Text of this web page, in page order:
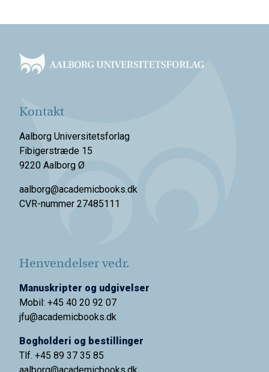
Kontakt
Aalborg Universitetsforlag
Fibigerstræde 15
9220 Aalborg Ø
aalborg@academicbooks.dk
CVR-nummer 27485111
Henvendelser vedr.
Manuskripter og udgivelser
Mobil: +45 40 20 92 07
jfu@academicbooks.dk
Bogholderi og bestillinger
Tlf. +45 89 37 35 85